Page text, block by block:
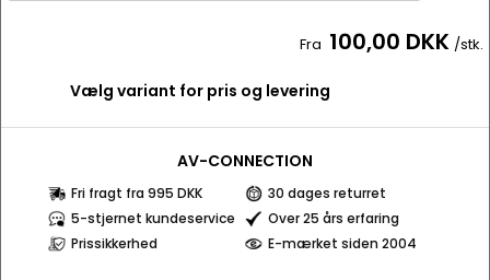
Fra 100,00 DKK /stk.
Vælg variant for pris og levering
AV-CONNECTION
Fri fragt fra 995 DKK
30 dages returret
5-stjernet kundeservice
Over 25 års erfaring
Prissikkerhed
E-mærket siden 2004